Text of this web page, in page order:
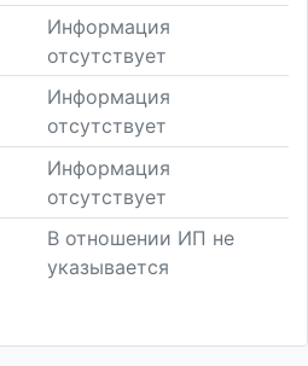
Информация
отсутствует
Информация
отсутствует
Информация
отсутствует
В отношении ИП не
указывается